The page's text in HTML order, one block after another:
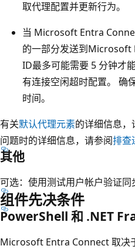
取代理配置并更新行为。
当 Microsoft Entra
的一部分发送到
ID最多可能需要 5 分钟才
有连接空闲超时配置。 确
时间。
有关默认代理元素的详细信息
问题时的详细信息，请参阅排查
其他
可选：使用测试用户帐户验证同
组件先决条件
PowerShell 和 .NET
Microsoft Entra Connect 取